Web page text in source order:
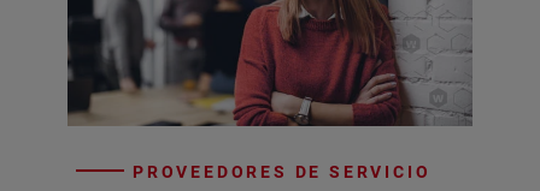
PROVEEDORES DE SERVICIO